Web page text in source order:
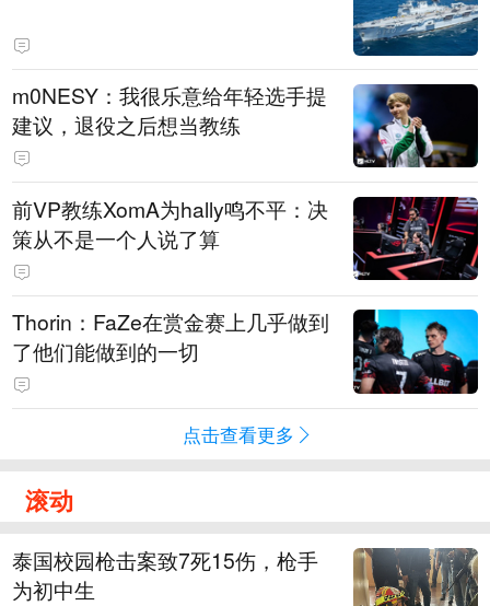
m0NESY：我很乐意给年轻选手提
建议，退役之后想当教练
前VP教练XomA为hally鸣不平：决
策从不是一个人说了算
Thorin：FaZe在赏金赛上几乎做到
了他们能做到的一切
点击查看更多
滚动
泰国校园枪击案致7死15伤，枪手
为初中生